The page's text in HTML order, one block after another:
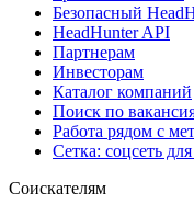
Безопасный
HeadHunter API
Партнерам
Инвесторам
Каталог компаний
Поиск по
Работа рядом с
Сетка: соцсеть
Соискателям